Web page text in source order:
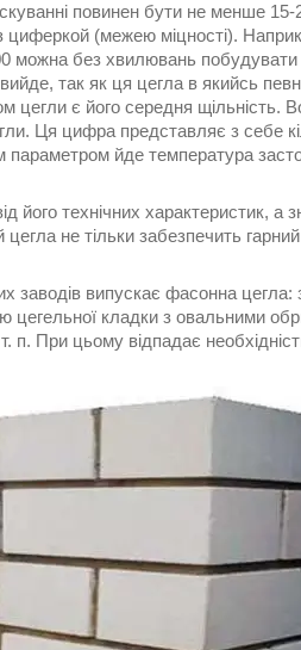
повинен бути не менше
циферкой (межею міцності).
можна без хвилювань
так як ця цегла в якийсь
цегли є його середня щільність.
Ця цифра представляє з себе
параметром йде температура
його технічних характеристик, а
не тільки забезпечить
заводів випускає фасонна цегла:
кладки з овальними
п. При цьому відпадає